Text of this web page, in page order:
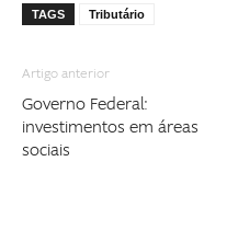
TAGS Tributário
Artigo anterior
Governo Federal:
investimentos em áreas
sociais